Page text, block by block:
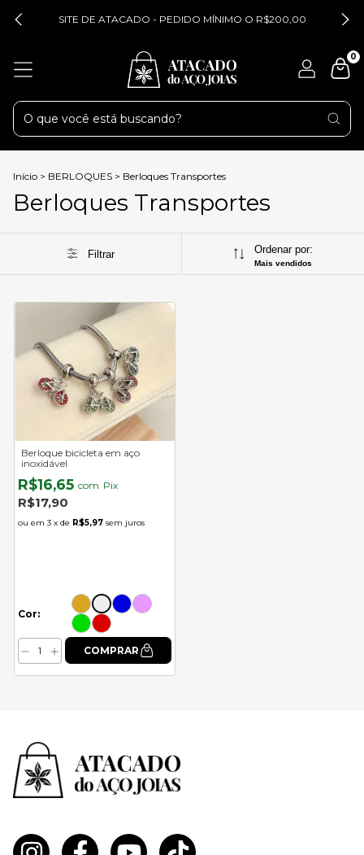
SITE DE ATACADO - PEDIDO MÍNIMO O R$200,00
0
Início > BERLOQUES > Berloques Transportes
Berloques Transportes
Filtrar Ordenar por:
Mais vendidos
Berloque bicicleta em aço
inoxidável
R$16,65 com Pix
R$17,90
3 x de R$5,97 sem juros
Cor: